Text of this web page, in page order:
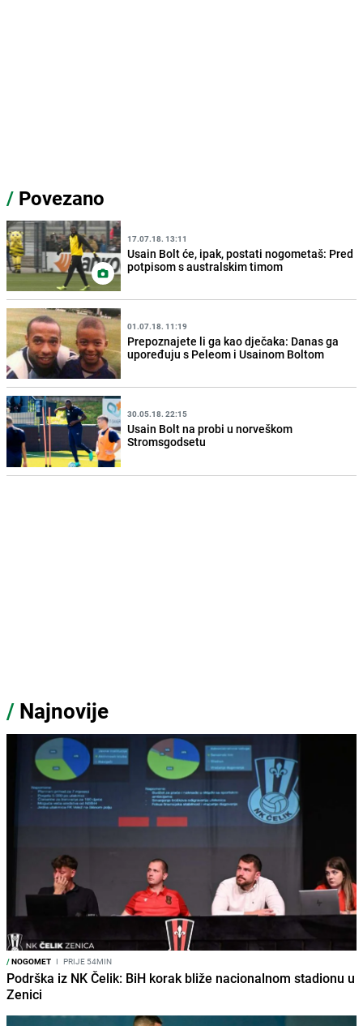
/ Povezano
17.07.18. 13:11
Usain Bolt će, ipak, postati nogometaš: Pred
potpisom s australskim timom
01.07.18. 11:19
Prepoznajete li ga kao dječaka: Danas ga
upoređuju s Peleom i Usainom Boltom
30.05.18. 22:15
Usain Bolt na probi u norveškom
Stromsgodsetu
/ Najnovije
/NOGOMET I PRIJE 54MIN
Podrška iz NK Čelik: BiH korak bliže nacionalnom stadionu u
Zenici